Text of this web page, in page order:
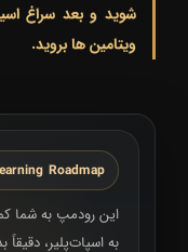
شوید و بعد سراغ
ویتامین ها بروید.
Roadmap
این رودمپ به شما
به اسپات‌پلیر، دقیقاً